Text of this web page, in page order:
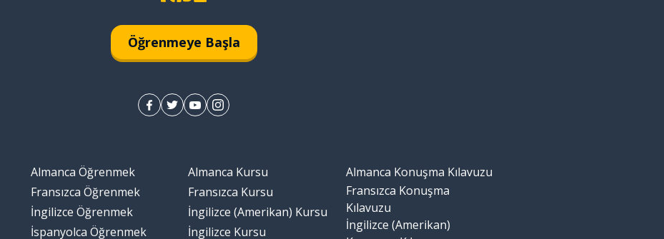
Öğrenmeye Başla
Almanca Öğrenmek
Fransızca Öğrenmek
İngilizce Öğrenmek
İspanyolca Öğrenmek
Almanca Kursu
Fransızca Kursu
İngilizce (Amerikan) Kursu
İngilizce Kursu
Almanca Konuşma Kılavuzu
Fransızca Konuşma
Kılavuzu
İngilizce (Amerikan)